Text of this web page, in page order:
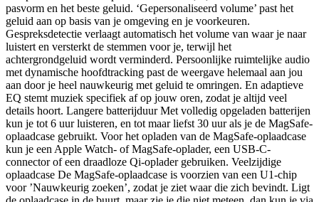
pasvorm en het beste geluid. ‘Gepersonaliseerd volume’ past het
geluid aan op basis van je omgeving en je voorkeuren.
Gespreksdetectie verlaagt automatisch het volume van waar je naar
luistert en versterkt de stemmen voor je, terwijl het
achtergrondgeluid wordt verminderd. Persoonlijke ruimtelijke audio
met dynamische hoofdtracking past de weergave helemaal aan jou
aan door je heel nauwkeurig met geluid te omringen. En adaptieve
EQ stemt muziek specifiek af op jouw oren, zodat je altijd veel
details hoort. Langere batterijduur Met volledig opgeladen batterijen
kun je tot 6 uur luisteren, en tot maar liefst 30 uur als je de MagSafe-
oplaadcase gebruikt. Voor het opladen van de MagSafe‑oplaadcase
kun je een Apple Watch- of MagSafe‑oplader, een USB‑C-
connector of een draadloze Qi‑oplader gebruiken. Veelzijdige
oplaadcase De MagSafe-oplaadcase is voorzien van een U1‑chip
voor ’Nauwkeurig zoeken’, zodat je ziet waar die zich bevindt. Ligt